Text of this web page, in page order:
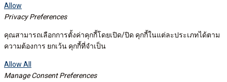
Allow
Privacy Preferences
คุณสามารถเลือกการตั้งค่าคุกกี้โดยเปิด/ปิด คุกกี้ในแต่ละประเภทได้ตาม
ความต้องการ ยกเว้น คุกกี้ที่จำเป็น
Allow All
Manage Consent Preferences